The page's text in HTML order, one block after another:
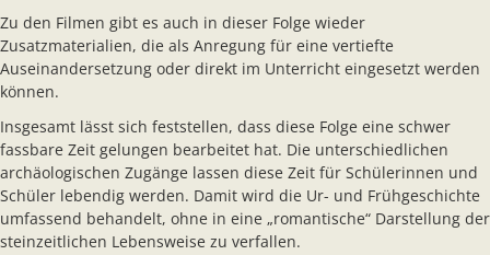
Zu den Filmen gibt es auch in dieser Folge wieder
Zusatzmaterialien, die als Anregung für eine vertiefte
Auseinandersetzung oder direkt im Unterricht eingesetzt werden
können.
Insgesamt lässt sich feststellen, dass diese Folge eine schwer
fassbare Zeit gelungen bearbeitet hat. Die unterschiedlichen
archäologischen Zugänge lassen diese Zeit für Schülerinnen und
Schüler lebendig werden. Damit wird die Ur- und Frühgeschichte
umfassend behandelt, ohne in eine „romantische“ Darstellung der
steinzeitlichen Lebensweise zu verfallen.